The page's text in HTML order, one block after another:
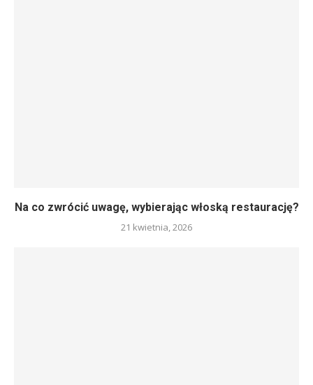
Na co zwrócić uwagę, wybierając włoską restaurację?
21 kwietnia, 2026